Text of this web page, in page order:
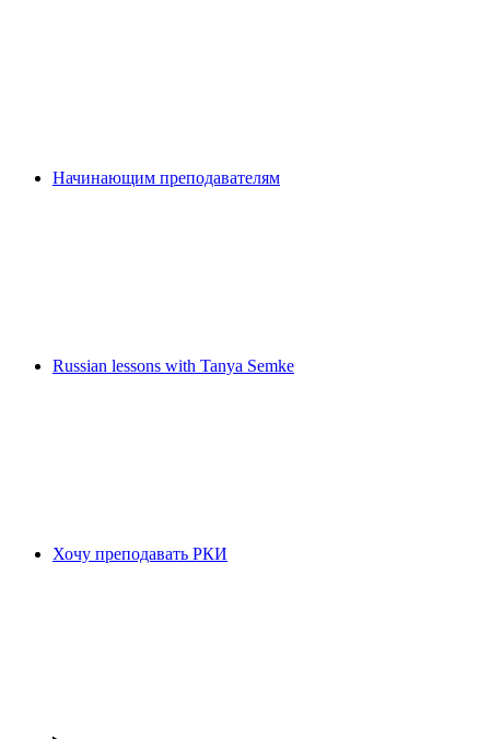
Начинающим преподавателям
Russian lessons with Tanya Semke
Хочу преподавать РКИ